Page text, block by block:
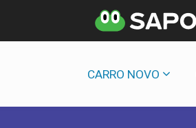
CARRO NOVO